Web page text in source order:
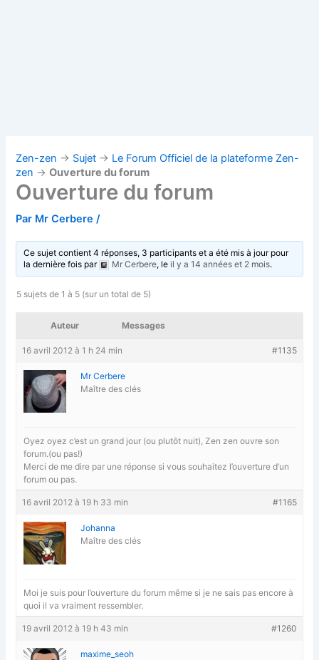
Zen-zen → Sujet → Le Forum Officiel de la plateforme Zen-
zen →Ouverture du forum
Ouverture du forum
Par Mr Cerbere/
Ce sujet contient 4 réponses, 3 participants et a été mis à jour pour
la dernière fois par
Mr Cerbere, le il y a 14 années et 2 mois.
5 sujets de 1 à 5 (sur un total de 5)
Auteur Messages
16 avril 2012 à 1 h 24 min #1135
Mr Cerbere
Maître des clés
Oyez oyez c’est un grand jour (ou plutôt nuit), Zen zen ouvre son
forum.(ou pas!)
Merci de me dire par une réponse si vous souhaitez l’ouverture d’un
forum ou pas.
16 avril 2012 à 19 h 33 min #1165
Johanna
Maître des clés
Moi je suis pour l’ouverture du forum même si je ne sais pas encore à
quoi il va vraiment ressembler.
19 avril 2012 à 19 h 43 min #1260
maxime_seoh